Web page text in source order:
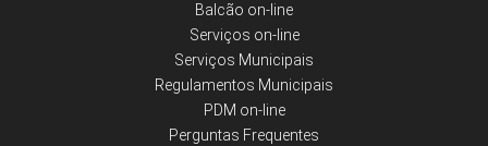
Balcão on-line
Serviços on-line
Serviços Municipais
Regulamentos Municipais
PDM on-line
Perguntas Frequentes